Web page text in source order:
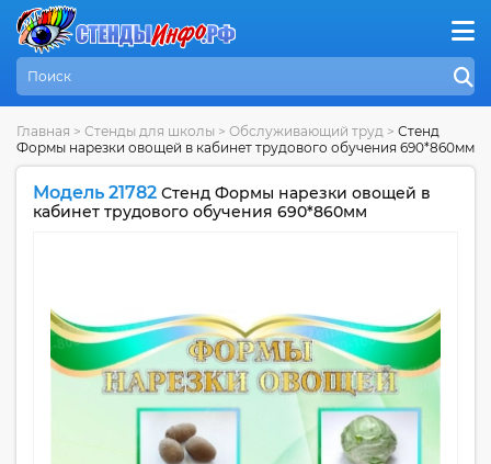
Главная > Стенды для школы > Обслуживающий труд > Стенд
Формы нарезки овощей в кабинет трудового обучения 690*860мм
Модель 21782 Стенд Формы нарезки овощей в
кабинет трудового обучения 690*860мм